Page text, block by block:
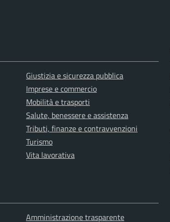
Giustizia e sicurezza pubblica
Imprese e commercio
Mobilità e trasporti
Salute, benessere e assistenza
Tributi, finanze e contravvenzioni
Turismo
Vita lavorativa
Amministrazione trasparente